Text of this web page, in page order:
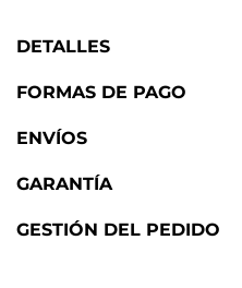
DETALLES
FORMAS DE PAGO
ENVÍOS
GARANTÍA
GESTIÓN DEL PEDIDO